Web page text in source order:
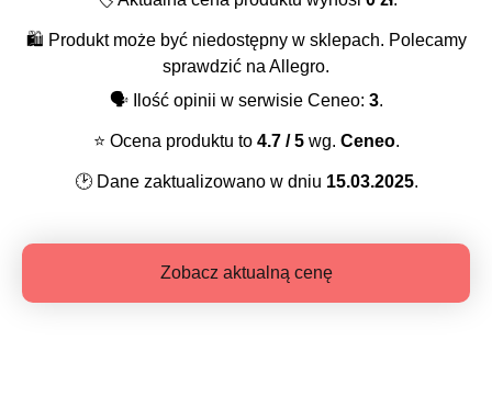
🛍️ Produkt może być niedostępny w sklepach. Polecamy
sprawdzić na Allegro.
🗣️Ilość opinii w serwisie Ceneo: 3.
⭐️ Ocena produktu to 4.7/ 5wg. Ceneo.
🕑Dane zaktualizowano w dniu 15.03.2025.
Zobacz aktualną cenę